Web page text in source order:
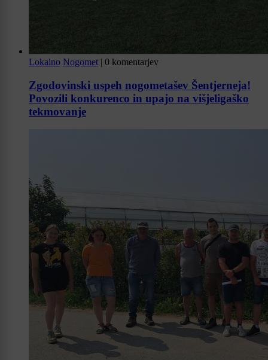
Lokalno Nogomet | 0 komentarjev
Zgodovinski uspeh nogometašev Šentjerneja!
Povozili konkurenco in upajo na višjeligaško
tekmovanje